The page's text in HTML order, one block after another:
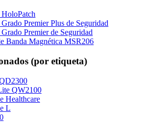
Premier Plus de Seguridad
Premier de Seguridad
Banda Magnética MSR206
(por etiqueta)
QW2100
Healthcare
L